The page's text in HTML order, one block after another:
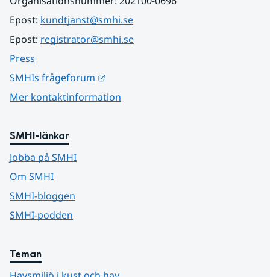
Epost: kundtjanst@smhi.se
Epost: registrator@smhi.se
Press
SMHIs frågeforum
Mer kontaktinformation
SMHI-länkar
Jobba på SMHI
Om SMHI
SMHI-bloggen
SMHI-podden
Teman